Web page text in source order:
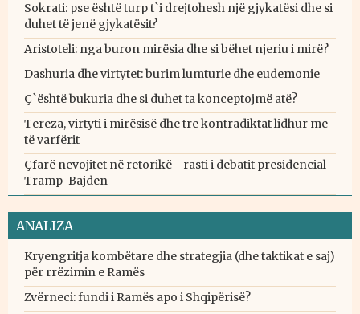
Sokrati: pse është turp t`i drejtohesh një gjykatësi dhe si
duhet të jenë gjykatësit?
Aristoteli: nga buron mirësia dhe si bëhet njeriu i mirë?
Dashuria dhe virtytet: burim lumturie dhe eudemonie
Ç`është bukuria dhe si duhet ta konceptojmë atë?
Tereza, virtyti i mirësisë dhe tre kontradiktat lidhur me
të varfërit
Çfarë nevojitet në retorikë - rasti i debatit presidencial
Tramp-Bajden
ANALIZA
Kryengritja kombëtare dhe strategjia (dhe taktikat e saj)
për rrëzimin e Ramës
Zvërneci: fundi i Ramës apo i Shqipërisë?